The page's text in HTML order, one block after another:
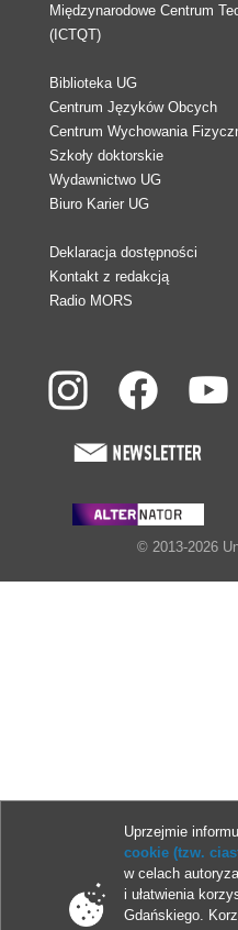
Międzynarodowe Centrum
(ICTQT)
Biblioteka UG
Centrum Języków Obcych
Centrum Wychowania
Szkoły doktorskie
Wydawnictwo UG
Biuro Karier UG
Deklaracja dostępności
Kontakt z redakcją
Radio MORS
© 2013-2026
Uprzejmie
cookie (tzw.
w celach
i ułatwienia
Gdańskiego.